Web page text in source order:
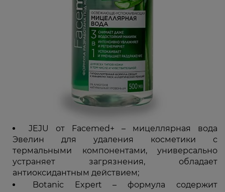
JEJU от Facemed+ – мицеллярная вода
Эвелин для удаления косметики с
термальными компонентами, универсально
устраняет загрязнения, обладает
антиоксидантным действием;
Botanic Expert – формула содержит